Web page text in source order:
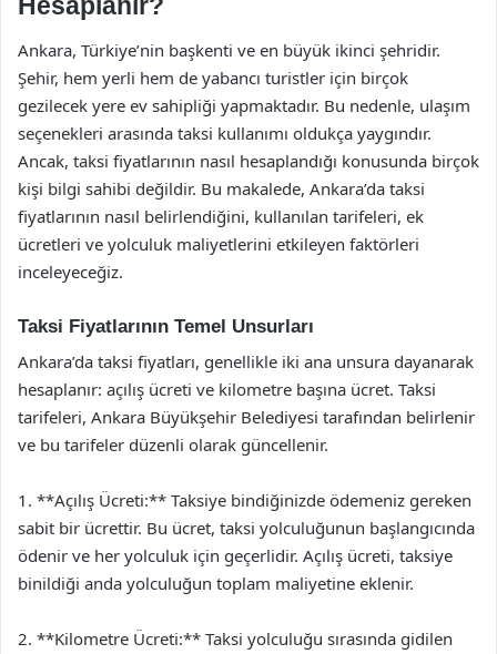
Ankara, Türkiye’nin başkenti ve en büyük ikinci şehridir.
Şehir, hem yerli hem de yabancı turistler için birçok
gezilecek yere ev sahipliği yapmaktadır. Bu nedenle, ulaşım
seçenekleri arasında taksi kullanımı oldukça yaygındır.
Ancak, taksi fiyatlarının nasıl hesaplandığı konusunda birçok
kişi bilgi sahibi değildir. Bu makalede, Ankara’da taksi
fiyatlarının nasıl belirlendiğini, kullanılan tarifeleri, ek
ücretleri ve yolculuk maliyetlerini etkileyen faktörleri
inceleyeceğiz.
Taksi Fiyatlarının Temel Unsurları
Ankara’da taksi fiyatları, genellikle iki ana unsura dayanarak
hesaplanır: açılış ücreti ve kilometre başına ücret. Taksi
tarifeleri, Ankara Büyükşehir Belediyesi tarafından belirlenir
ve bu tarifeler düzenli olarak güncellenir.
1. **Açılış Ücreti:** Taksiye bindiğinizde ödemeniz gereken
sabit bir ücrettir. Bu ücret, taksi yolculuğunun başlangıcında
ödenir ve her yolculuk için geçerlidir. Açılış ücreti, taksiye
binildiği anda yolculuğun toplam maliyetine eklenir.
2. **Kilometre Ücreti:** Taksi yolculuğu sırasında gidilen